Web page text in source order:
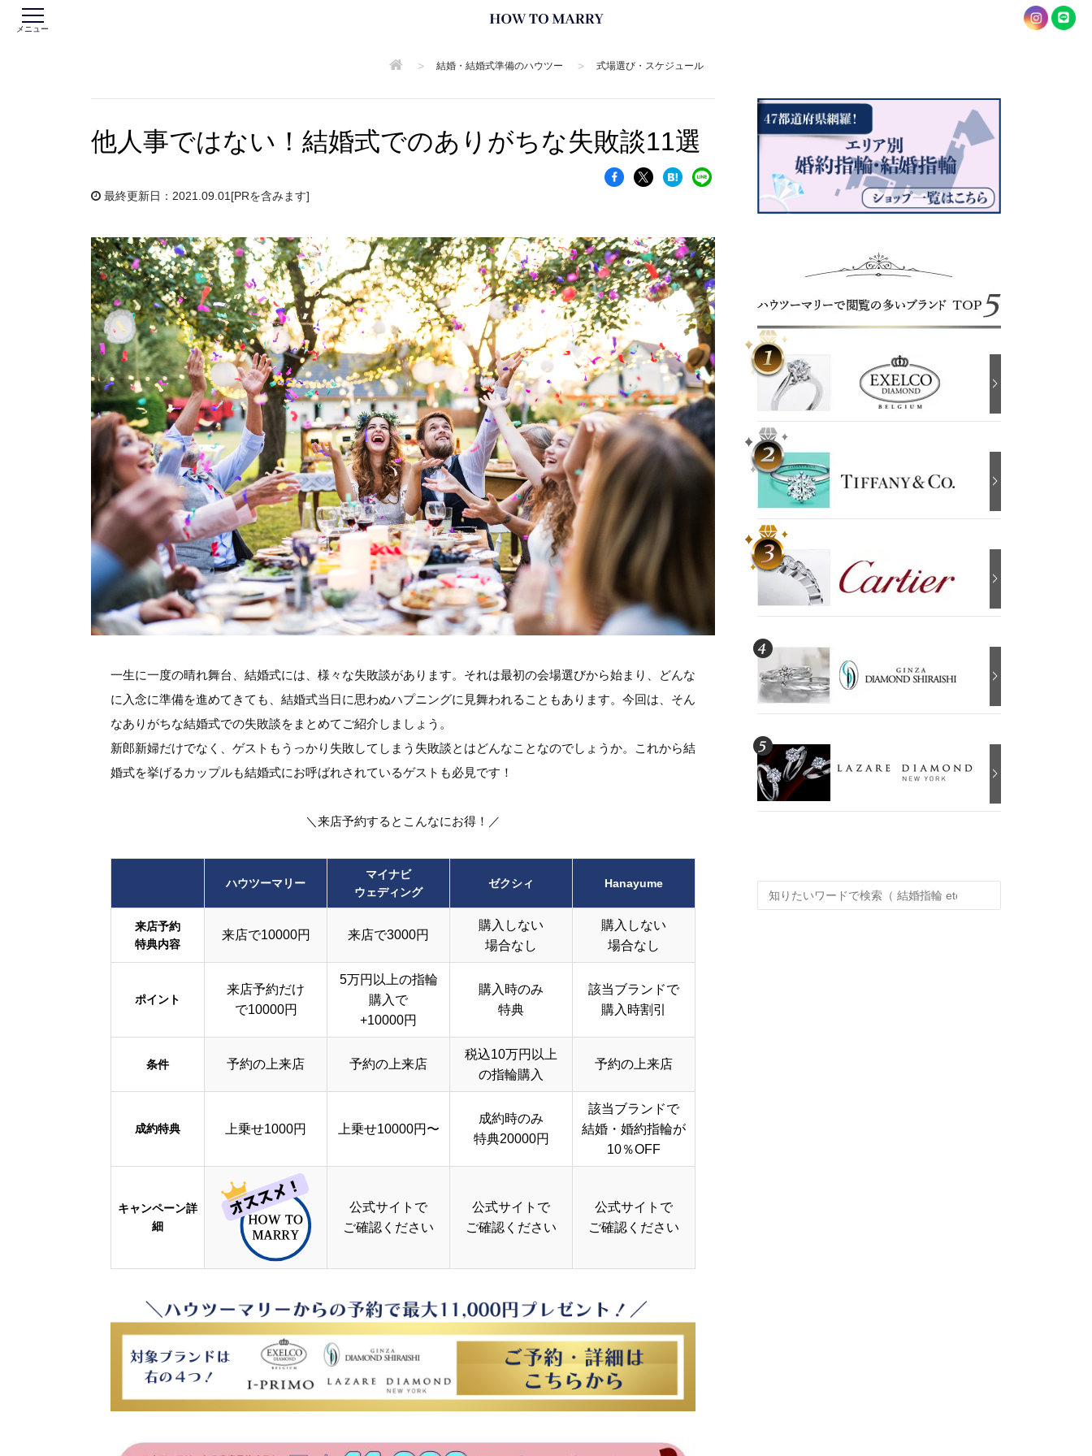
メニュー
> 結婚・結婚式準備のハウツー > 式場選び・スケジュール
他人事ではない！結婚式でのありがちな失敗談11選
最終更新日：2021.09.01 [PRを含みます]
一生に一度の晴れ舞台、結婚式には、様々な失敗談があります。それは最初の会場選びから始まり、どんな
に入念に準備を進めてきても、結婚式当日に思わぬハプニングに見舞われることもあります。今回は、そん
なありがちな結婚式での失敗談をまとめてご紹介しましょう。
新郎新婦だけでなく、ゲストもうっかり失敗してしまう失敗談とはどんなことなのでしょうか。これから結
婚式を挙げるカップルも結婚式にお呼ばれされているゲストも必見です！
＼来店予約するとこんなにお得！／
ハウツーマリー
マイナビ
ウェディング
ゼクシィ Hanayume
来店予約
特典内容
来店で10000円 来店で3000円
購入しない
場合なし
購入しない
場合なし
ポイント
来店予約だけ
で10000円
5万円以上の指輪
購入で
+10000円
購入時のみ
特典
該当ブランドで
購入時割引
条件 予約の上来店 予約の上来店
税込10万円以上
の指輪購入
予約の上来店
成約特典 上乗せ1000円 上乗せ10000円〜
成約時のみ
特典20000円
該当ブランドで
結婚・婚約指輪が
10％OFF
キャンペーン詳
細
公式サイトで
ご確認ください
公式サイトで
ご確認ください
公式サイトで
ご確認ください